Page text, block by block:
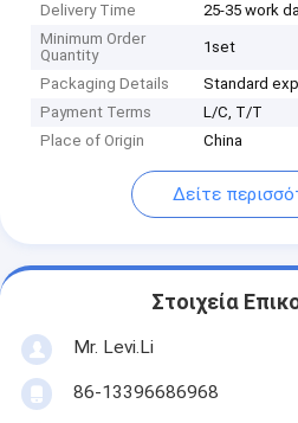
Delivery Time
25-35 work
Minimum Order
Quantity
1set
Packaging Details
Standard
Payment Terms
L/C, T/T
Place of Origin
China
Δείτε
Στοιχεία
Mr. Levi.Li
86-13396686968